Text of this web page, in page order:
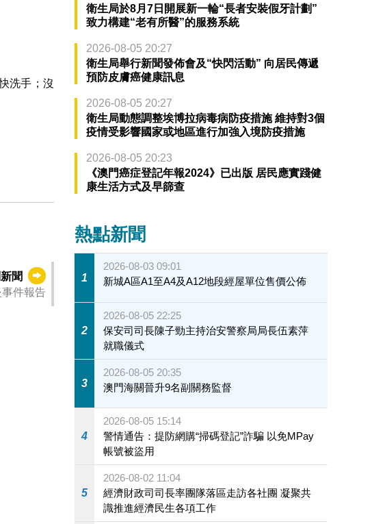
洗手；沒
聞
件報告
衛生局於8月7日開展新一輪“長者安裝假牙計劃”
致力構建“老有所醫”的服務系統
2026-08-05 20:27
衛生局舉行新聞發佈會及“快閃活動” 向居民傳遞
預防皮膚癌健康訊息
2026-08-05 20:27
衛生局動態調整埃博拉病毒病防疫措施 維持對3個
疫情受影響國家或地區進行加強入境防疫措施
2026-08-05 20:23
《澳門癌症登記年報2024》已出版 居民應實踐健
康生活方式及早篩查
熱點新聞
1
2026-08-03 09:01
新城A區A1至A4及A12地段經屋單位售價公佈
2
2026-08-05 22:25
保安司司長陳子勁主持治安警察局局長伍素萍
就職儀式
3
2026-08-05 20:35
澳門海關晉升9名副關務監督
4
2026-08-05 15:14
警情通告：提防網購“掃碼登記”詐騙 以免MPay
帳號被盜用
5
2026-08-02 11:04
經濟財政司司長率團隊落區走訪各社團 凝聚共
識推進經濟民生各項工作